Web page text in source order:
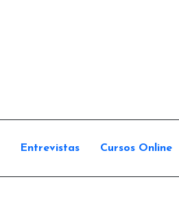
Entrevistas Cursos Online